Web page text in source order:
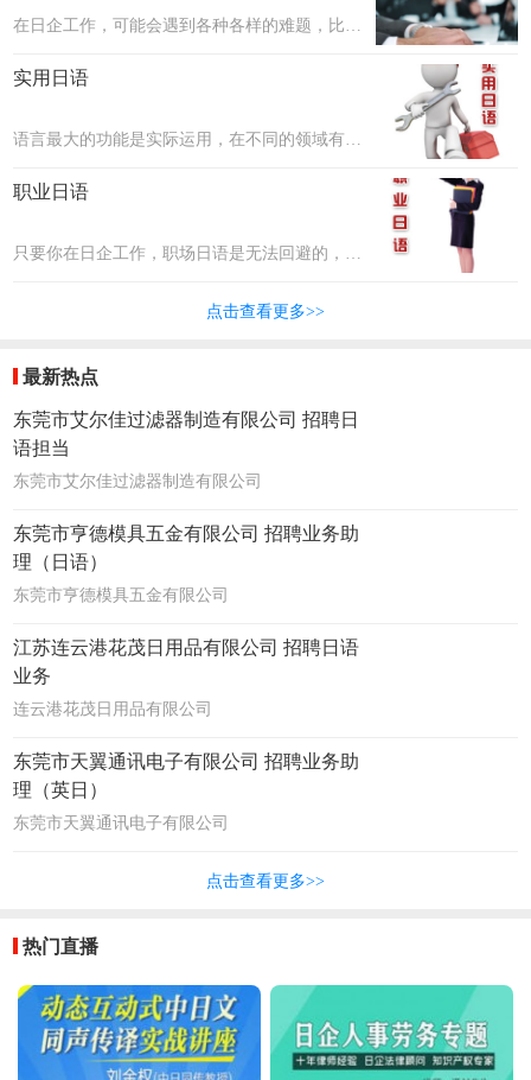
定。
在日企工作，可能会遇到各种各样的难题，比如
文化差异、职场礼仪、沟通交际等。联普将邀请
家！
实用日语
语言最大的功能是实际运用，在不同的领域有不
同的需求，比如在美容界有美容日语、在科技行
家为大家讲述并分享他们的经验。
职业日语
只要你在日企工作，职场日语是无法回避的，各
大家！
点击查看更多>>
最新热点
东莞市艾尔佳过滤器制造有限公司 招聘日
语担当
东莞市艾尔佳过滤器制造有限公司
东莞市亨德模具五金有限公司 招聘业务助
理（日语）
东莞市亨德模具五金有限公司
江苏连云港花茂日用品有限公司 招聘日语
业务
连云港花茂日用品有限公司
东莞市天翼通讯电子有限公司 招聘业务助
理（英日）
东莞市天翼通讯电子有限公司
点击查看更多>>
热门直播